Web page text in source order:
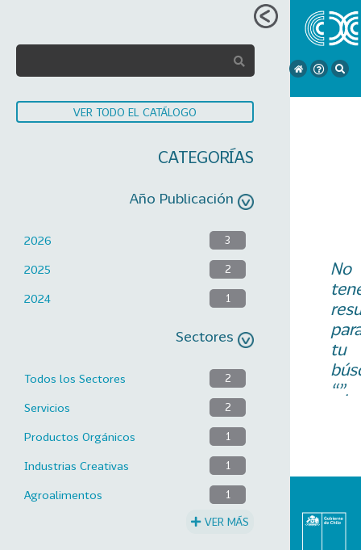
VER TODO EL CATÁLOGO
CATEGORÍAS
Año Publicación
2026 3
2025 2
2024 1
Sectores
Todos los Sectores 2
Servicios 2
Productos Orgánicos 1
Industrias Creativas 1
Agroalimentos 1
VER MÁS
No
tu
“”.